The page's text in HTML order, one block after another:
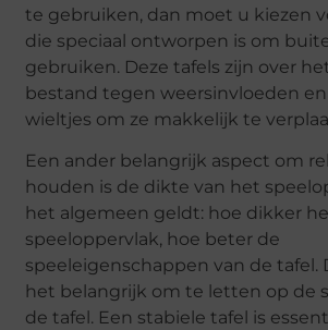
te gebruiken, dan moet u kiezen
die speciaal ontworpen is om
gebruiken. Deze tafels zijn over
bestand tegen weersinvloeden
wieltjes om ze makkelijk te
Een ander belangrijk aspect om
houden is de dikte van het
het algemeen geldt: hoe dikker
speeloppervlak, hoe beter de
speeleigenschappen van de tafel.
het belangrijk om te letten op de
de tafel. Een stabiele tafel is